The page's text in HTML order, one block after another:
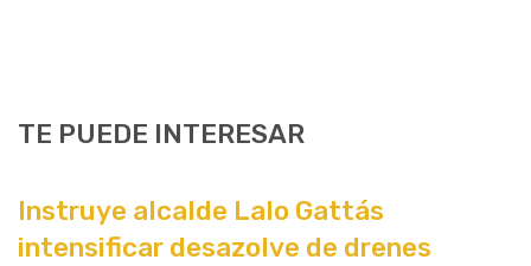
TE PUEDE INTERESAR
Instruye alcalde Lalo Gattás
intensificar desazolve de drenes